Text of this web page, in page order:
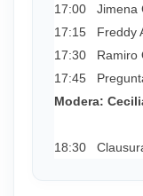
17:00 Jimena
17:15 Freddy
17:30 Ramiro
17:45
Modera:
18:30